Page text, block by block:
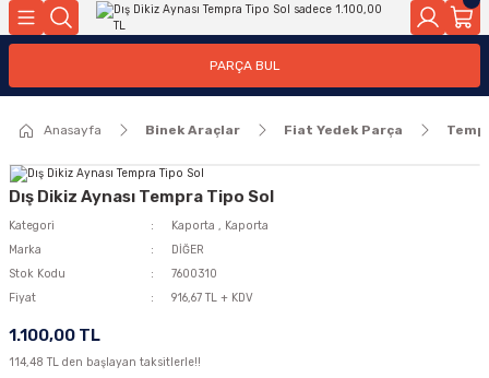
PARÇA BUL
Anasayfa Binek Araçlar Fiat Yedek Parça
Dış Dikiz Aynası Tempra Tipo Sol
Kategori Kaporta , Kaporta
Marka
DİĞER
Stok Kodu
7600310
Fiyat
916,67 TL + KDV
1.100,00 TL
114,48 TL den başlayan taksitlerle!!